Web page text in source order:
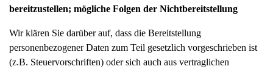
bereitzustellen; mögliche Folgen der Nichtbereitstellung
Wir klären Sie darüber auf, dass die Bereitstellung
personenbezogener Daten zum Teil gesetzlich vorgeschrieben ist
(z.B. Steuervorschriften) oder sich auch aus vertraglichen